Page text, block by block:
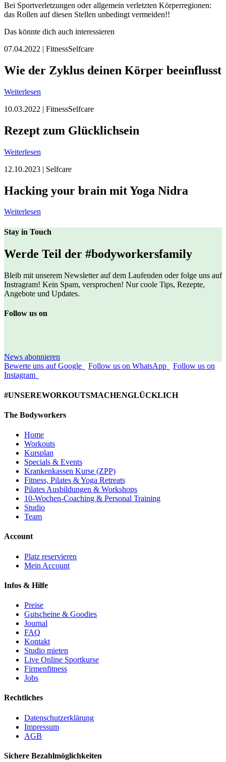
Bei Sportverletzungen oder allgemein verletzten Körperregionen:
das Rollen auf diesen Stellen unbedingt vermeiden!!
Das könnte dich auch interessieren
07.04.2022 | FitnessSelfcare
Wie der Zyklus deinen Körper beeinflusst
Weiterlesen
10.03.2022 | FitnessSelfcare
Rezept zum Glücklichsein
Weiterlesen
12.10.2023 | Selfcare
Hacking your brain mit Yoga Nidra
Weiterlesen
Stay in Touch
Werde Teil der #bodyworkersfamily
Bleib mit unserem Newsletter auf dem Laufenden oder folge uns auf
Instragram! Kein Spam, versprochen! Nur coole Tips, Rezepte,
Angebote und Updates.
Follow us on
News abonnieren
Bewerte uns auf Google
Follow us on WhatsApp
Follow us on
Instagram
#UNSEREWORKOUTSMACHENGLÜCKLICH
The Bodyworkers
Home
Workouts
Kursplan
Specials & Events
Krankenkassen Kurse (ZPP)
Fitness, Pilates & Yoga Retreats
Pilates Ausbildungen & Workshops
10-Wochen-Coaching & Personal Training
Studio
Team
Account
Platz reservieren
Mein Account
Infos & Hilfe
Preise
Gutscheine & Goodies
Journal
FAQ
Kontakt
Studio mieten
Live Online Sportkurse
Firmenfitness
Jobs
Rechtliches
Datenschutzerklärung
Impressum
AGB
Sichere Bezahlmöglichkeiten